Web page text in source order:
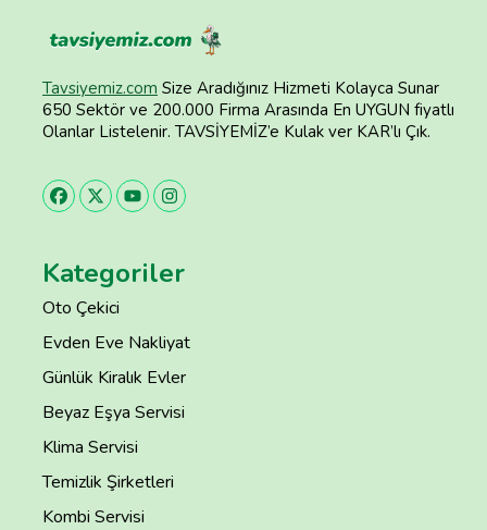
Tavsiyemiz.com Size Aradığınız Hizmeti Kolayca Sunar
650 Sektör ve 200.000 Firma Arasında En UYGUN fiyatlı
Olanlar Listelenir. TAVSİYEMİZ’e Kulak ver KAR’lı Çık.
Kategoriler
Oto Çekici
Evden Eve Nakliyat
Günlük Kiralık Evler
Beyaz Eşya Servisi
Klima Servisi
Temizlik Şirketleri
Kombi Servisi